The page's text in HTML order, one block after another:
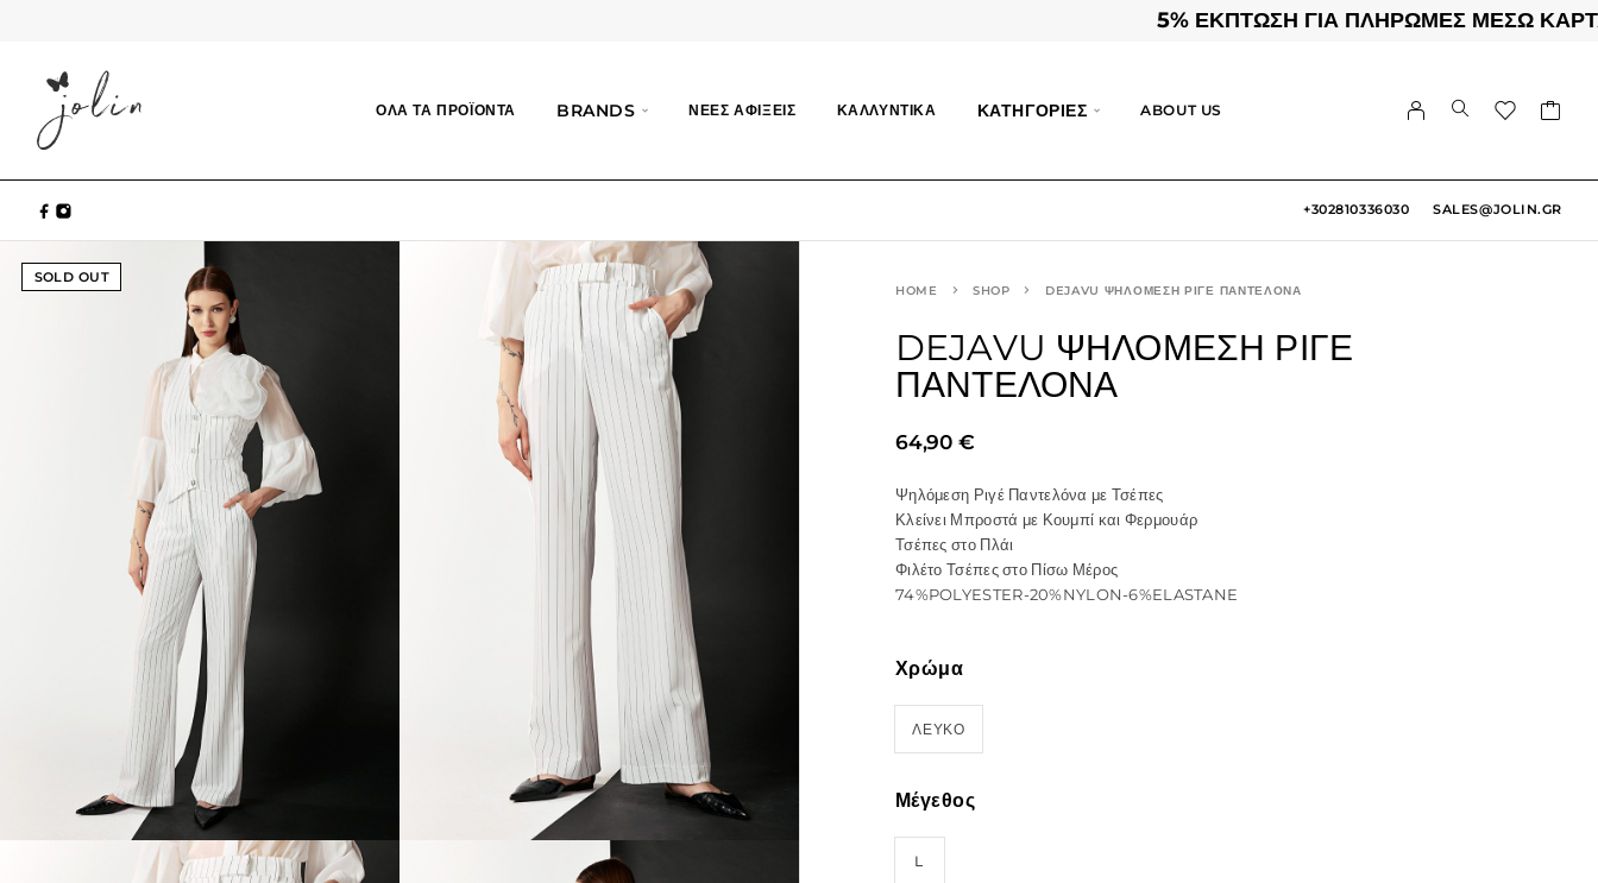
5% ΕΚΠΤΩΣΗ ΓΙΑ ΠΛΗΡΩΜΕΣ ΜΕΣΩ ΚΑΡΤΑΣ
ΟΛΑ ΤΑ ΠΡΟΪΟΝΤΑ BRANDS ΝΕΕΣ ΑΦΙΞΕΙΣ ΚΑΛΛΥΝΤΙΚΑ ΚΑΤΗΓΟΡΙΕΣ ABOUT US
+302810336030 SALES@JOLIN.GR
SOLD OUT
HOME SHOP DEJAVU ΨΗΛΌΜΕΣΗ ΡΙΓΈ ΠΑΝΤΕΛΌΝΑ
DEJAVU ΨΗΛΌΜΕΣΗ ΡΙΓΈ
ΠΑΝΤΕΛΌΝΑ
64,90 €
Ψηλόμεση Ριγέ Παντελόνα με Τσέπες
Κλείνει Μπροστά με Κουμπί και Φερμουάρ
Τσέπες στο Πλάι
Φιλέτο Τσέπες στο Πίσω Μέρος
74%POLYESTER-20%NYLON-6%ELASTANE
Χρώμα
ΛΕΥΚΟ
Μέγεθος
L